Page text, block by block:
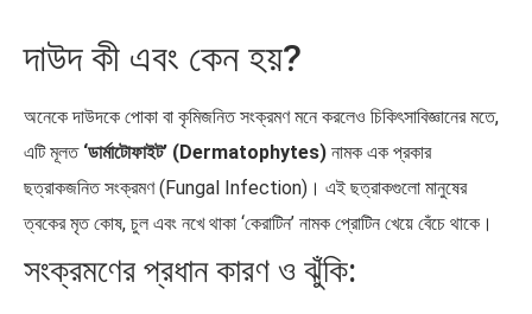
বাংলাদেশ,…
উৎসবে…
দাউদ কী এবং কেন হয়?
অনেকে দাউদকে পোকা বা কৃমিজনিত সংক্রমণ মনে করলেও চিকিৎসাবিজ্ঞানের মতে,
এটি মূলত ‘ডার্মাটোফাইট’ (Dermatophytes) নামক এক প্রকার
ছত্রাকজনিত সংক্রমণ (Fungal Infection)। এই ছত্রাকগুলো মানুষের
ত্বকের মৃত কোষ, চুল এবং নখে থাকা ‘কেরাটিন’ নামক প্রোটিন খেয়ে বেঁচে থাকে।
সংক্রমণের প্রধান কারণ ও ঝুঁকি: